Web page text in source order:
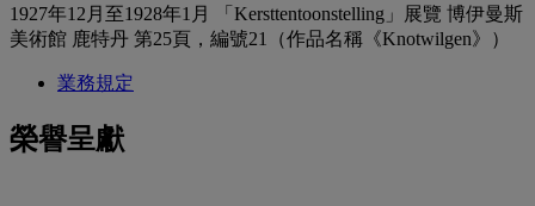
1927年12月至1928年1月 「Kersttentoonstelling」展覽 博伊曼斯
美術館 鹿特丹 第25頁，編號21（作品名稱《Knotwilgen》）
業務規定
榮譽呈獻